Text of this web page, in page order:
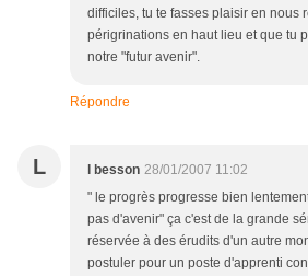
difficiles, tu te fasses plaisir en nous
périgrinations en haut lieu et que tu
notre "futur avenir".
Répondre
L l besson 28/01/2007 11:02
" le progrès progresse bien
pas d'avenir" ça c'est de la grande
réservée à des érudits d'un autre
postuler pour un poste d'apprenti